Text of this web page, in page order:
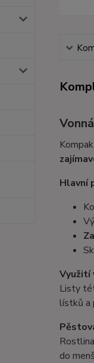
Hlavní
Využití
Listy
lístků a
do